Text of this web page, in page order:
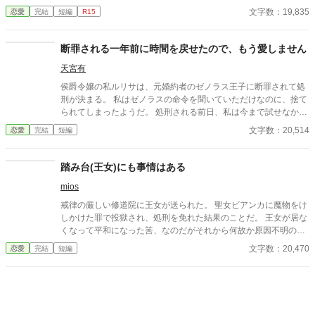
それが王太子と実家から不興を買い、私は国外追放をされてしま
います。 そうして私は自らの罪と向き合い、平民となり宿屋で
更にどうして偽聖女の償いを今更私がしなければならないので
しょうか？ とりあえず今幸せなので帰って下さい。 ※ 設定は甘
めです ※ 他のサイトにも投稿しています
恋愛 完結 短編 R15 文字数：19,835
断罪される一年前に時間を戻せたので、もう愛しません
天宮有
侯爵令嬢の私ルリサは、元婚約者のゼノラス王子に断罪されて処
刑が決まる。 私はゼノラスの命令を聞いていただけなのに、捨て
られてしまったようだ。 処刑される前日、私は今まで試せなかっ
た時間を戻す魔法を使う。 魔法は成功して一年前に戻ったから、
私はゼノラスを許しません。
恋愛 完結 短編 文字数：20,514
踏み台(王女)にも事情はある
mios
戒律の厳しい修道院に王女が送られた。 聖女ビアンカに魔物をけ
しかけた罪で投獄され、処刑を免れた結果のことだ。 王女が居な
くなって平和になった筈、なのだがそれから何故か原因不明の不
調が蔓延し始めて……原因究明の為、王女の元婚約者が調査に乗
り出した。
恋愛 完結 短編 文字数：20,470